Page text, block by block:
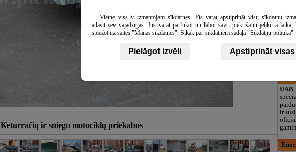
Keturračių ir sniego motociklų priekabos
su 3
UAB
ir
Vietne viss.lv izmantojam sīkdatnes. Jūs varat apstiprināt visu sīkdatņu
atlasīt sev vajadzīgās. Jūs varat pārlūkot un labot savu piekrišanu jebkurā laikā,
spiežot uz saites "Manas sīkdatnes". Sīkāk par sīkdatnēm sadaļā "Sīkdatņu politika"
Pielāgot izvēli Apstiprināt visas